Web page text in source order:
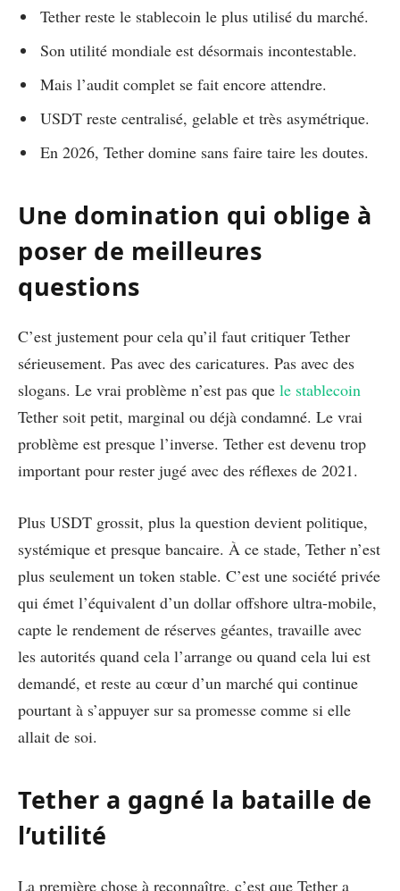
Tether reste le stablecoin le plus utilisé du marché.
Son utilité mondiale est désormais incontestable.
Mais l’audit complet se fait encore attendre.
USDT reste centralisé, gelable et très asymétrique.
En 2026, Tether domine sans faire taire les doutes.
Une domination qui oblige à
poser de meilleures
questions
C’est justement pour cela qu’il faut critiquer Tether
sérieusement. Pas avec des caricatures. Pas avec des
slogans. Le vrai problème n’est pas que le stablecoin
Tether soit petit, marginal ou déjà condamné. Le vrai
problème est presque l’inverse. Tether est devenu trop
important pour rester jugé avec des réflexes de 2021.
Plus USDT grossit, plus la question devient politique,
systémique et presque bancaire. À ce stade, Tether n’est
plus seulement un token stable. C’est une société privée
qui émet l’équivalent d’un dollar offshore ultra-mobile,
capte le rendement de réserves géantes, travaille avec
les autorités quand cela l’arrange ou quand cela lui est
demandé, et reste au cœur d’un marché qui continue
pourtant à s’appuyer sur sa promesse comme si elle
allait de soi.
Tether a gagné la bataille de
l’utilité
La première chose à reconnaître, c’est que Tether a